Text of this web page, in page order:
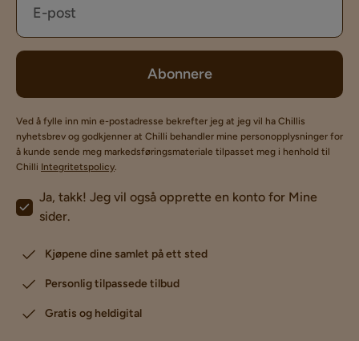
Abonnere
Ved å fylle inn min e-postadresse bekrefter jeg at jeg vil ha Chillis
nyhetsbrev og godkjenner at Chilli behandler mine personopplysninger for
å kunde sende meg markedsføringsmateriale tilpasset meg i henhold til
Chilli Integritetspolicy.
Ja, takk! Jeg vil også opprette en konto for Mine
sider.
Kjøpene dine samlet på ett sted
Personlig tilpassede tilbud
Gratis og heldigital